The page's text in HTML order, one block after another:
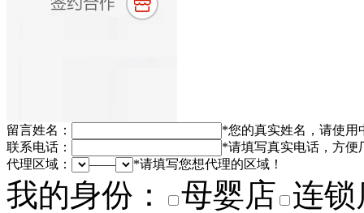
留言姓名： *您的真实姓名，请使用
联系电话：
*请填写真实电话，方便
代理区域：
—— *请填写您想代理的区域！
我的身份： 母婴店 连锁